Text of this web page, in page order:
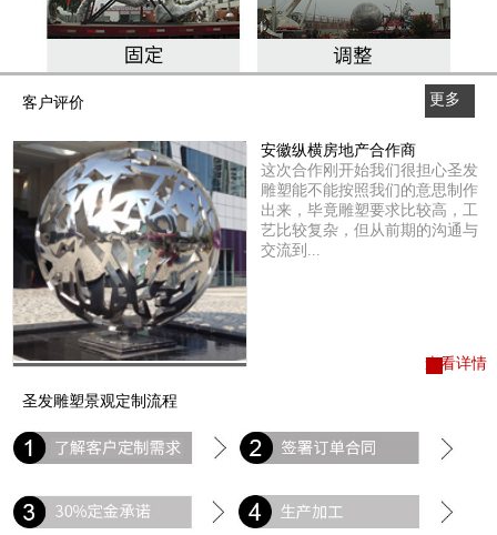
客户评价
更多
查看详情
安徽纵横房地产合作商
这次合作刚开始我们很担心圣发
雕塑能不能按照我们的意思制作
出来，毕竟雕塑要求比较高，工
艺比较复杂，但从前期的沟通与
交流到...
圣发雕塑景观定制流程